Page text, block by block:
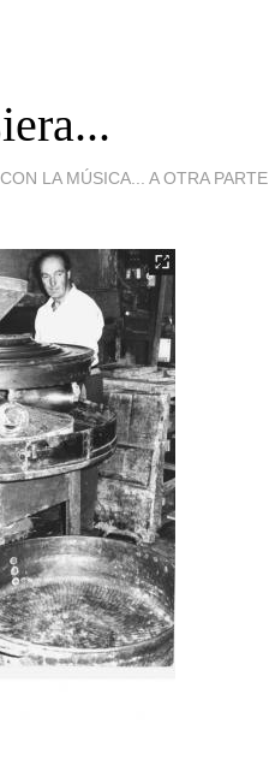
CON LA MÚSICA... A OTRA PARTE